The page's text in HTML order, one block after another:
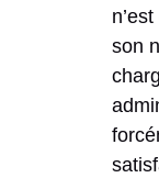
son